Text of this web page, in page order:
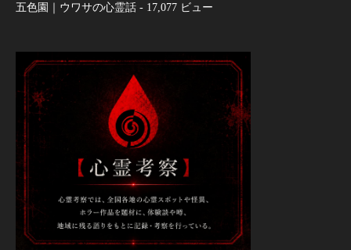
五色園｜ウワサの心霊話 - 17,077 ビュー